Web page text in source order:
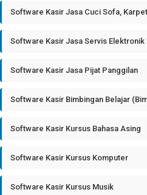
Software Kasir Jasa Cuci Sofa,
Software Kasir Jasa Servis Elektronik
Software Kasir Jasa Pijat Panggilan
Software Kasir Bimbingan Belajar
Software Kasir Kursus Bahasa Asing
Software Kasir Kursus Komputer
Software Kasir Kursus Musik